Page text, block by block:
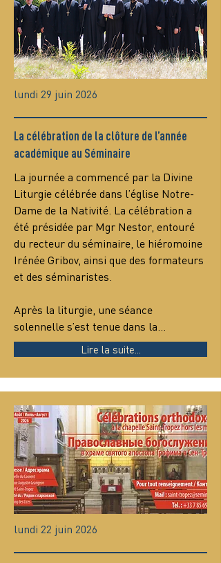
lundi 29 juin 2026
La célébration de la clôture de l’année
académique au Séminaire
La journée a commencé par la Divine
Liturgie célébrée dans l’église Notre-
Dame de la Nativité. La célébration a
été présidée par Mgr Nestor, entouré
du recteur du séminaire, le hiéromoine
Irénée Gribov, ainsi que des formateurs
et des séminaristes.
Après la liturgie, une séance
solennelle s’est tenue dans la…
Lire la suite...
lundi 22 juin 2026